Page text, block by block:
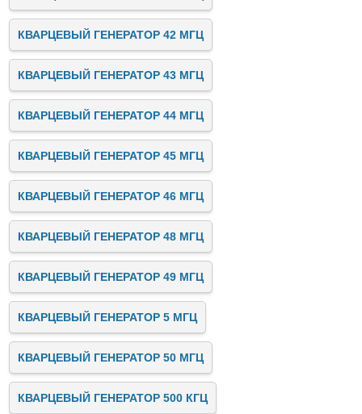
КВАРЦЕВЫЙ ГЕНЕРАТОР 42 МГЦ
КВАРЦЕВЫЙ ГЕНЕРАТОР 43 МГЦ
КВАРЦЕВЫЙ ГЕНЕРАТОР 44 МГЦ
КВАРЦЕВЫЙ ГЕНЕРАТОР 45 МГЦ
КВАРЦЕВЫЙ ГЕНЕРАТОР 46 МГЦ
КВАРЦЕВЫЙ ГЕНЕРАТОР 48 МГЦ
КВАРЦЕВЫЙ ГЕНЕРАТОР 49 МГЦ
КВАРЦЕВЫЙ ГЕНЕРАТОР 5 МГЦ
КВАРЦЕВЫЙ ГЕНЕРАТОР 50 МГЦ
КВАРЦЕВЫЙ ГЕНЕРАТОР 500 КГЦ